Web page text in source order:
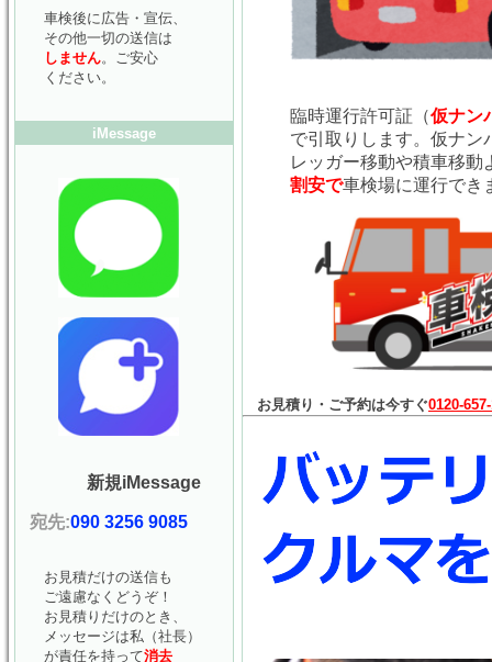
臨時運行許可証（仮ナン
で引取りします。仮ナン
レッガー移動や積車移動
割安で車検場に運行でき
お見積り・ご予約は今すぐ0120-
車検後に広告・宣伝、
その他一切の送信は
しません。ご安心
ください。
iMessage
新規iMessage
宛先:090 3256 9085
お見積だけの送信も
ご遠慮なくどうぞ！
お見積りだけのとき、
メッセージは私（社長）
が責任を持って消去